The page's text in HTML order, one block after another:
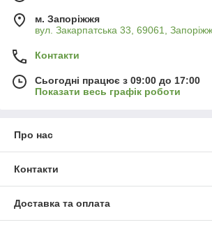
м. Запоріжжя
вул. Закарпатська 33, 69061,
Контакти
Сьогодні працює з 09:00 до 17:00
Показати весь графік роботи
Про нас
Контакти
Доставка та оплата